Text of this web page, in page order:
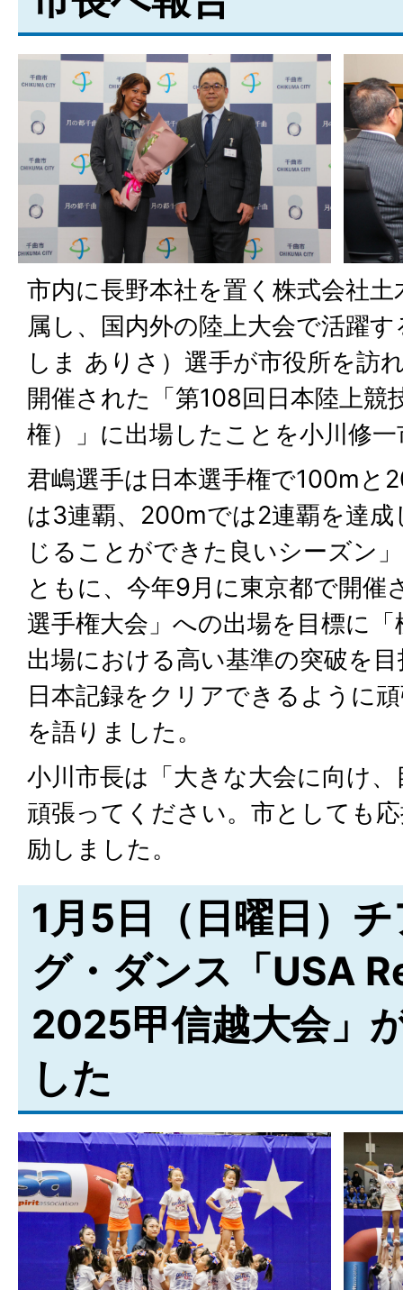
市内に長野本社を置く株式会社
属し、国内外の陸上大会で活躍
しま ありさ）選手が市役所を訪
開催された「第108回日本陸上競
権）」に出場したことを小川修
君嶋選手は日本選手権で100mと
は3連覇、200mでは2連覇を達
じることができた良いシーズン
ともに、今年9月に東京都で開催
選手権大会」への出場を目標に
出場における高い基準の突破を
日本記録をクリアできるように
を語りました。
小川市長は「大きな大会に向け
頑張ってください。市としても
励しました。
1月5日（日曜日）
グ・ダンス「USA
2025甲信越大会」
した